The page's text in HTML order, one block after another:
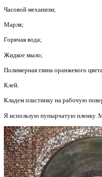
Часовой механизм;
Марля;
Горячая вода;
Жидкое мыло;
Полимерная глина оранжевого
Клей.
Кладем пластинку на рабочую
Я использую пупырчатую пленку.